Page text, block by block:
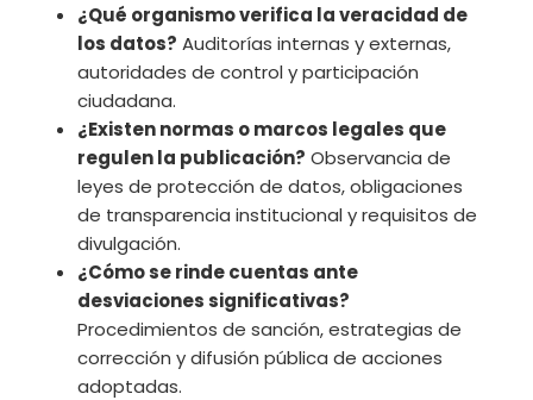
¿Qué organismo verifica la veracidad de
los datos? Auditorías internas y externas,
autoridades de control y participación
ciudadana.
¿Existen normas o marcos legales que
regulen la publicación? Observancia de
leyes de protección de datos, obligaciones
de transparencia institucional y requisitos de
divulgación.
¿Cómo se rinde cuentas ante
desviaciones significativas?
Procedimientos de sanción, estrategias de
corrección y difusión pública de acciones
adoptadas.